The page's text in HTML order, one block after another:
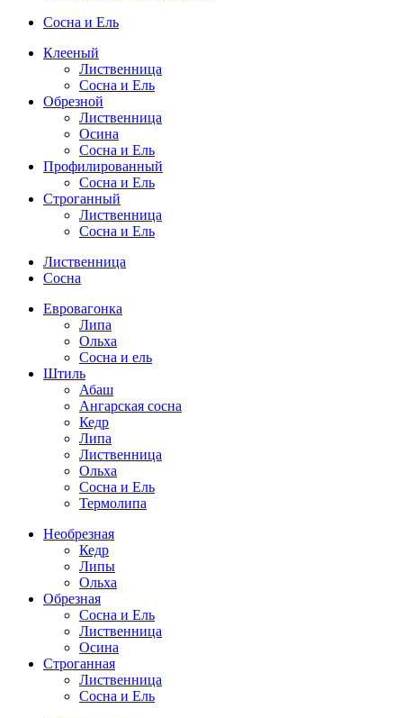
Сосна и Ель
Клееный
Лиственница
Сосна и Ель
Обрезной
Лиственница
Осина
Сосна и Ель
Профилированный
Сосна и Ель
Строганный
Лиственница
Сосна и Ель
Лиственница
Сосна
Евровагонка
Липа
Ольха
Сосна и ель
Штиль
Абаш
Ангарская сосна
Кедр
Липа
Лиственница
Ольха
Сосна и Ель
Термолипа
Необрезная
Кедр
Липы
Ольха
Обрезная
Cосна и Ель
Лиственница
Осина
Строганная
Лиственница
Сосна и Ель